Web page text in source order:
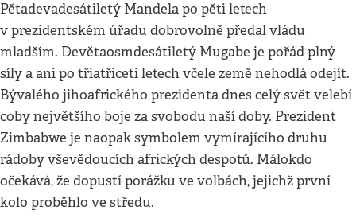
Pětadevadesátiletý Mandela po pěti letech
v prezidentském úřadu dobrovolně předal vládu
mladším. Devětaosmdesátiletý Mugabe je pořád plný
síly a ani po třiatřiceti letech včele země nehodlá odejít.
Bývalého jihoafrického prezidenta dnes celý svět velebí
coby největšího boje za svobodu naší doby. Prezident
Zimbabwe je naopak symbolem vymírajícího druhu
rádoby vševědoucích afrických despotů. Málokdo
očekává, že dopustí porážku ve volbách, jejichž první
kolo proběhlo ve středu.